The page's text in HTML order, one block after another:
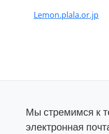
Lemon.plala.or.jp
Мы стремимся к
электронная